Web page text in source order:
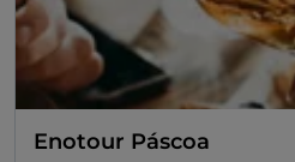
Enotour Páscoa